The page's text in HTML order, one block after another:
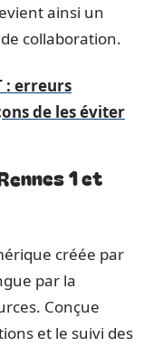
ainsi un
collaboration.
: erreurs
de les éviter
1 et
créée par
par la
Conçue
et le suivi des